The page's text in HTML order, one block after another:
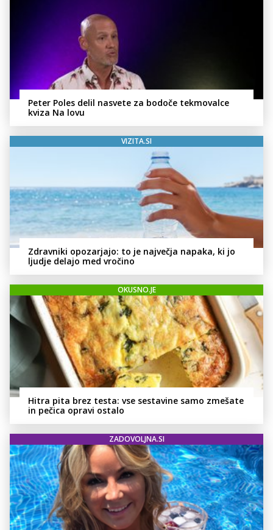
Peter Poles delil nasvete za bodoče tekmovalce
kviza Na lovu
VIZITA.SI
Zdravniki opozarjajo: to je največja napaka, ki jo
ljudje delajo med vročino
OKUSNO.JE
Hitra pita brez testa: vse sestavine samo zmešate
in pečica opravi ostalo
ZADOVOLJNA.SI